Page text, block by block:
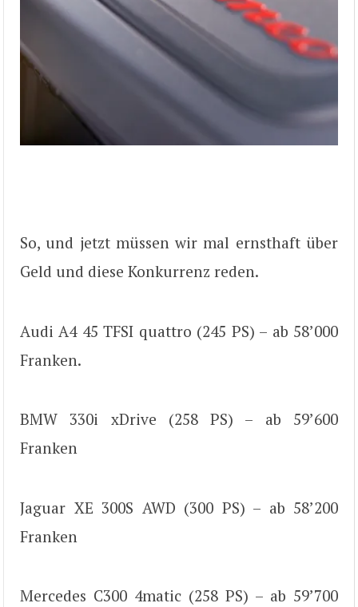
So, und jetzt müssen wir mal ernsthaft über
Geld und diese Konkurrenz reden.
Audi A4 45 TFSI quattro (245 PS) – ab 58’000
Franken.
BMW 330i xDrive (258 PS) – ab 59’600
Franken
Jaguar XE 300S AWD (300 PS) – ab 58’200
Franken
Mercedes C300 4matic (258 PS) – ab 59’700